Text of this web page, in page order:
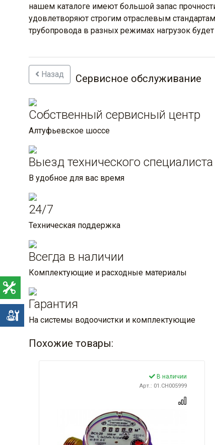
нашем каталоге имеют большой запас
удовлетворяют строгим отраслевым
трубопровода в разных режимах нагрузок
Назад Сервисное обслуживание
Собственный сервисный центр
Алтуфьевское шоссе
Выезд технического специалиста
В удобное для вас время
24/7
Техническая поддержка
Всегда в наличии
Комплектующие и расходные материалы
Гарантия
На системы водоочистки и комплектующие
Похожие товары:
В наличии
Арт.: 01.CH005999